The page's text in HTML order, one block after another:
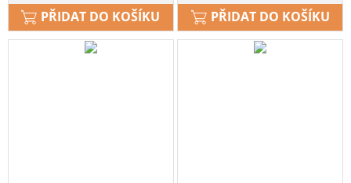
PŘIDAT DO KOŠÍKU PŘIDAT DO KOŠÍKU